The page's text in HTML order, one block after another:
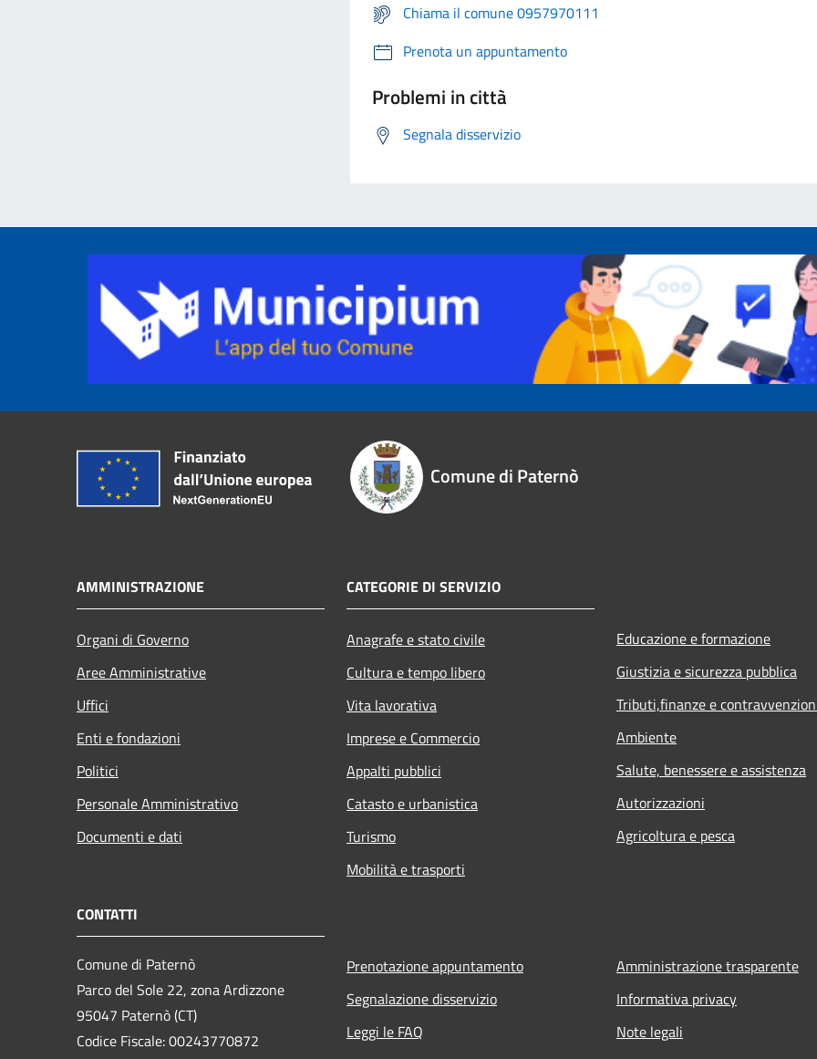
Chiama il comune 0957970111
Prenota un appuntamento
Problemi in città
Segnala disservizio
Comune di Paternò
AMMINISTRAZIONE
Organi di Governo
Aree Amministrative
Uffici
Enti e fondazioni
Politici
Personale Amministrativo
Documenti e dati
CATEGORIE DI SERVIZIO
Anagrafe e stato civile
Cultura e tempo libero
Vita lavorativa
Imprese e Commercio
Appalti pubblici
Catasto e urbanistica
Turismo
Mobilità e trasporti
Educazione e formazione
Giustizia e sicurezza pubblica
Tributi,finanze e
Ambiente
Salute, benessere e assistenza
Autorizzazioni
Agricoltura e pesca
CONTATTI
Comune di Paternò
Parco del Sole 22, zona Ardizzone
95047 Paternò (CT)
Codice Fiscale: 00243770872
Prenotazione appuntamento
Segnalazione disservizio
Leggi le FAQ
Amministrazione trasparente
Informativa privacy
Note legali